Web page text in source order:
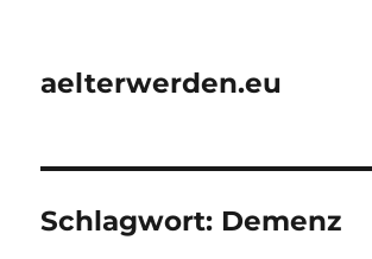
aelterwerden.eu
Schlagwort: Demenz